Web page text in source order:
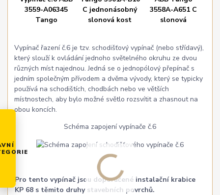
Vypínač řazení č.6 je tzv. schodišťový vypínač (nebo střídavý),
který slouží k ovládání jednoho světelného okruhu ze dvou
různých míst najednou. Jedná se o jednopólový přepínač s
jedním společným přívodem a dvěma vývody, který se typicky
používá na schodištích, chodbách nebo ve větších
místnostech, aby bylo možné světlo rozsvítit a zhasnout na
obou koncích.
Schéma zapojení vypínače č.6
Pro tento vypínač jsou doporučené instalační krabice
KP 68 s těmito druhy stavebních povrchů.